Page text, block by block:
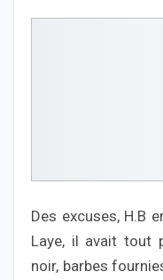
Des excuses, H.B
Laye, il avait tout
noir, barbes